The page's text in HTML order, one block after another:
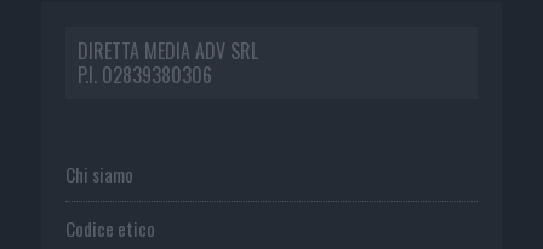
DIRETTA MEDIA ADV SRL
P.I. 02839380306
Chi siamo
Codice etico